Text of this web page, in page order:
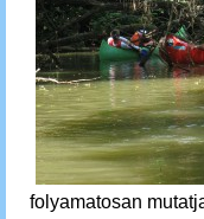
folyamatosan